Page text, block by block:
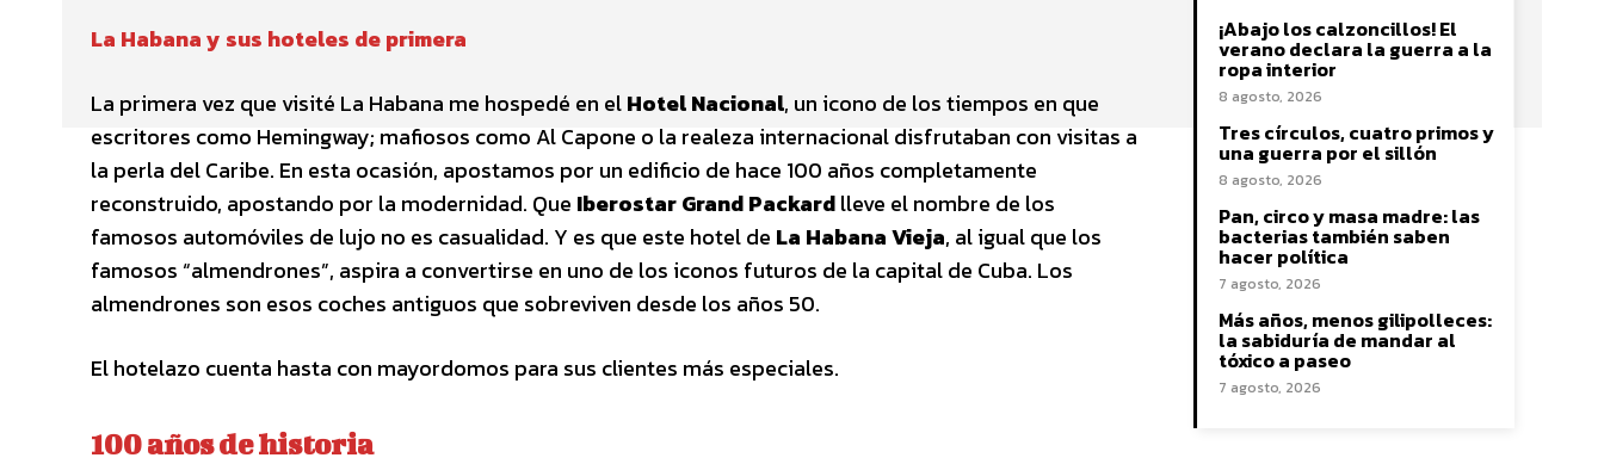
La Habana y sus hoteles de primera
La primera vez que visité La Habana me hospedé en elHotel Nacional, un icono de los tiempos en que
escritores como Hemingway; mafiosos como Al Capone o la realeza internacional disfrutaban con visitas a
la perla del Caribe. En esta ocasión, apostamos por un edificio de hace 100 años completamente
reconstruido, apostando por la modernidad. Que Iberostar Grand Packardlleve el nombre de los
famosos automóviles de lujo no es casualidad. Y es que este hotel de La Habana Vieja, al igual que los
famosos “almendrones”, aspira a convertirse en uno de los iconos futuros de la capital de Cuba. Los
almendrones son esos coches antiguos que sobreviven desde los años 50.
El hotelazo cuenta hasta con mayordomos para sus clientes más especiales.
100 años de historia
¡Abajo los calzoncillos! El
verano declara la guerra a la
ropa interior
8 agosto, 2026
Tres círculos, cuatro primos y
una guerra por el sillón
8 agosto, 2026
Pan, circo y masa madre: las
bacterias también saben
hacer política
7 agosto, 2026
Más años, menos gilipolleces:
la sabiduría de mandar al
tóxico a paseo
7 agosto, 2026